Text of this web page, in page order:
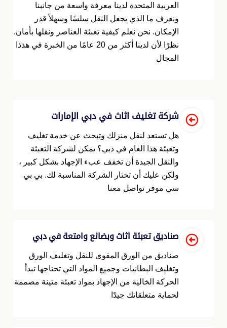
العربية المتحدة لدينا معرفة واسعة من جانبنا
ونعرف ما الذي يجعل النقل سلسًا وسهلاً قدر
الإمكان. نحن نعلم كيفية تعبئة العناصر ونقلها بأمان.
نظرًا لأن لدينا أكثر من 20 عامًا من الخبرة في هذذا
المجال
شركة تغليف اثاث في دبي الإمارات
هل تستعد لنقل منزلك وتبحث عن خدمة تغليف
وتعبئة هذا العام في دبي؟ يمكن لشركة التعبئة
والنقل الجيدة أن تخفف عبء الإجهاد بشكل كبير ،
ولكن عليك أن تختار الشركة المناسبة لك. بي بي
سي موفر تواصل معنا
صناديق تعبئة اثاث وبضائع وامتعة في دبي
صناديق من الورق المقوى للنقل وتغليف الورق
وتغليف البطانيات وجميع المواد التي تحتاجها تبدأ
الحركة الخالية من الإجهاد بمواد تعبئة متينة مصممة
لحماية متعلقاتك جيدًا